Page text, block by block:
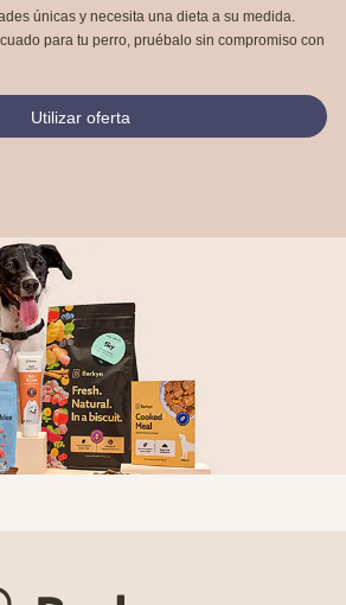
únicas y necesita una dieta a su medida.
para tu perro, pruébalo sin compromiso con
Utilizar oferta